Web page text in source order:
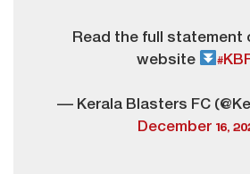
Read the full statement
website
— Kerala Blasters FC
December 16,